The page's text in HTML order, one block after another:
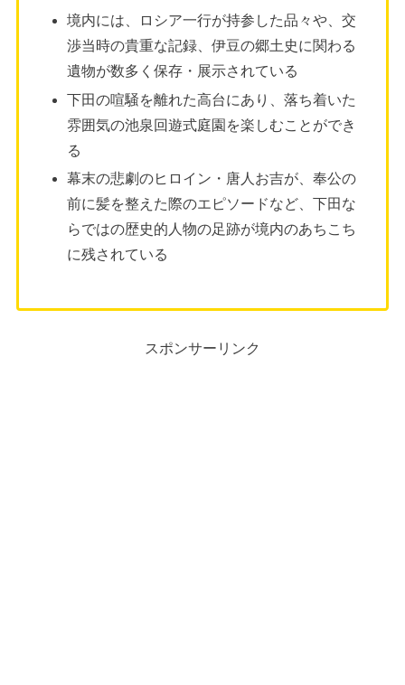
境内には、ロシア一行が持参した品々や、交
渉当時の貴重な記録、伊豆の郷土史に関わる
遺物が数多く保存・展示されている
下田の喧騒を離れた高台にあり、落ち着いた
雰囲気の池泉回遊式庭園を楽しむことができ
る
幕末の悲劇のヒロイン・唐人お吉が、奉公の
前に髪を整えた際のエピソードなど、下田な
らではの歴史的人物の足跡が境内のあちこち
に残されている
スポンサーリンク